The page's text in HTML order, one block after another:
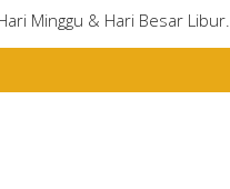
Minggu & Hari Besar Libur.